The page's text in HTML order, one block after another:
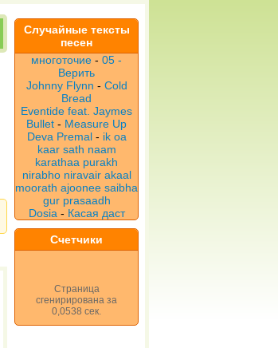
Случайные тексты
песен
многоточие - 05 -
Верить
Johnny Flynn - Cold
Bread
Eventide feat. Jaymes
Bullet - Measure Up
Deva Premal- ik oa
kaar sath naam
karathaa purakh
nirabho niravair akaal
moorath ajoonee saibha
gur prasaadh
Dosia - Касая даст
Счетчики
Страница
сгенирирована за
0,0538 сек.